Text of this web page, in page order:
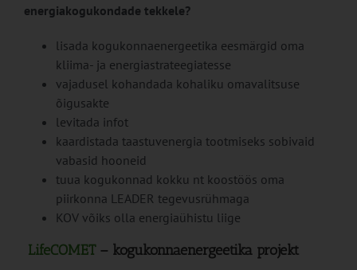
energiakogukondade tekkele?
lisada kogukonnaenergeetika eesmärgid oma
kliima- ja energiastrateegiatesse
vajadusel kohandada kohaliku omavalitsuse
õigusakte
levitada infot
kaardistada taastuvenergia tootmiseks sobivaid
vabasid hooneid
tuua kogukonnad kokku nt koostöös oma
piirkonna LEADER tegevusrühmaga
KOV võiks olla energiaühistu liige
LifeCOMET– kogukonnaenergeetika projekt